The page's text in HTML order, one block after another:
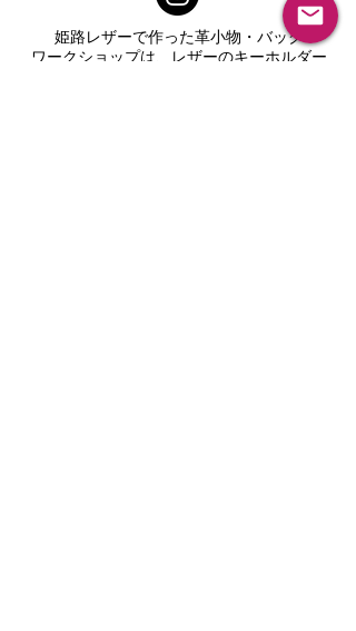
姫路レザーで作った革小物・バック
ワークショップは、レザーのキーホルダー